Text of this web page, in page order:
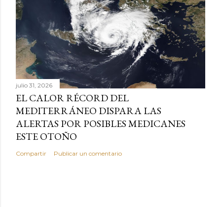
julio 31, 2026
EL CALOR RÉCORD DEL
MEDITERRÁNEO DISPARA LAS
ALERTAS POR POSIBLES MEDICANES
ESTE OTOÑO
Compartir Publicar un comentario